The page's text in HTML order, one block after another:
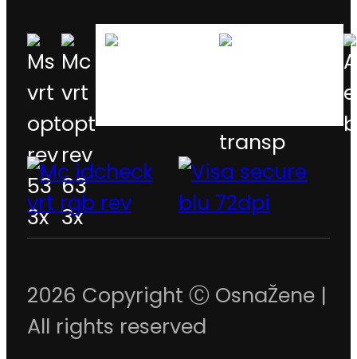
2026 Copyright Ⓒ OsnaŽene |
All rights reserved